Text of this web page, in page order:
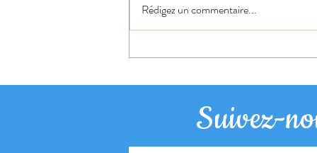
Rédigez un commentaire...
Suivez-